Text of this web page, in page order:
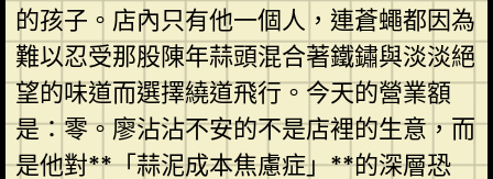
的孩子。店內只有他一個人，連蒼蠅都因為
難以忍受那股陳年蒜頭混合著鐵鏽與淡淡絕
望的味道而選擇繞道飛行。今天的營業額
是：零。廖沾沾不安的不是店裡的生意，而
是他對**「蒜泥成本焦慮症」**的深層恐